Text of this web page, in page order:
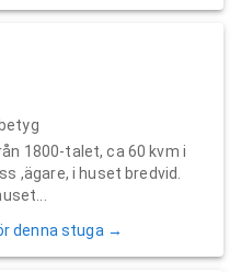
1800-talet, ca 60 kvm i
,ägare, i huset bredvid.
denna stuga →